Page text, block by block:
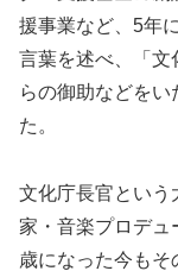
援事業など、5年
言葉を述べ、「文
らの御助などを
た。
文化庁長官という
家・音楽プロデュ
歳になった今も